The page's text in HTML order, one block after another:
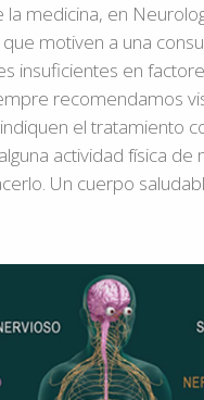
medicina, en
motiven a una
insuficientes en
recomendamos
el tratamiento
actividad física
Un cuerpo